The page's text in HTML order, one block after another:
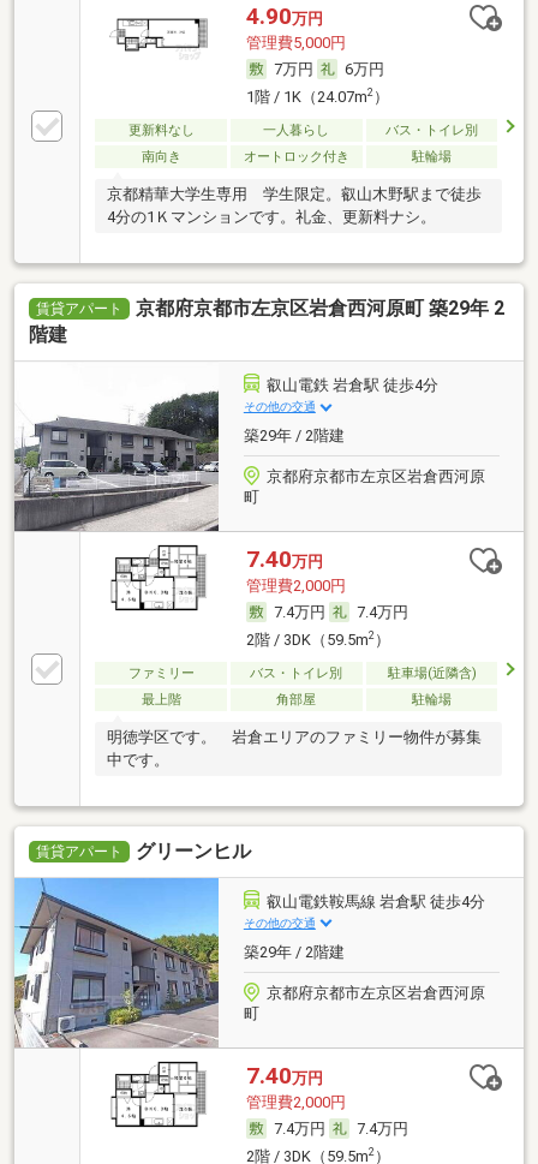
4.90万円
管理費5,000円
7万円
6万円
1階 / 1K（24.07m2）
更新料なし 一人暮らし
バス・トイレ別
南向き
オートロック付き 駐輪場
京都精華大学生専用 学生限定。叡山木野駅まで徒歩
4分の1Ｋマンションです。礼金、更新料ナシ。
賃貸アパート
京都府京都市左京区岩倉西河原町 築29年 2
階建
叡山電鉄 岩倉駅 徒歩4分
その他の交通
築29年 / 2階建
京都府京都市左京区岩倉西河原
町
7.40万円
管理費2,000円
7.4万円
7.4万円
2階 / 3DK（59.5m2）
ファミリー バス・トイレ別
駐車場(近隣含)
最上階
角部屋 駐輪場
明徳学区です。 岩倉エリアのファミリー物件が募集
中です。
賃貸アパート グリーンヒル
叡山電鉄鞍馬線 岩倉駅 徒歩4分
その他の交通
築29年 / 2階建
京都府京都市左京区岩倉西河原
町
7.40万円
管理費2,000円
7.4万円
7.4万円
2階 / 3DK（59.5m2）